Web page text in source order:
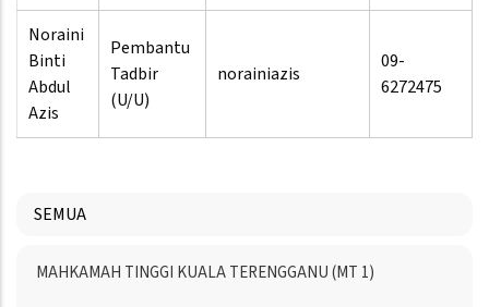
Noraini
Binti
Abdul
Azis
Pembantu
Tadbir
(U/U)
norainiazis
09-
6272475
SEMUA
Menu
MAHKAMAH TINGGI KUALA TERENGGANU (MT 1)